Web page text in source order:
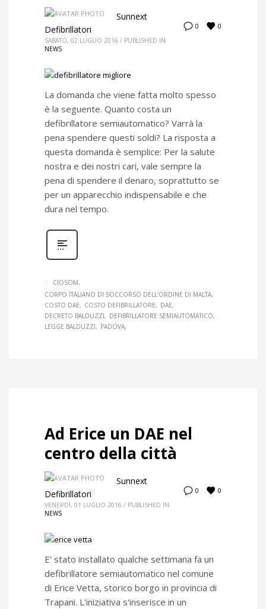
0 0
Sunnext
Defibrillatori
SABATO, 02 LUGLIO 2016 / PUBLISHED IN
NEWS
La domanda che viene fatta molto spesso
è la seguente. Quanto costa un
defibrillatore semiautomatico? Varrà la
pena spendere questi soldi? La risposta a
questa domanda è semplice: Per la salute
nostra e dei nostri cari, vale sempre la
pena di spendere il denaro, soprattutto se
per un apparecchio indispensabile e che
dura nel tempo.
CIOSOM
CORPO ITALIANO DI SOCCORSO DELL'ORDINE DI MALTA
COSTO DAE
COSTO DEFIBRILLATORE
DAE
DECRETO BALDUZZI
DEFIBRILLATORE SEMIAUTOMATICO
LEGGE BALDUZZI
PADOVA
Ad Erice un DAE nel
centro della città
0 0
Sunnext
Defibrillatori
VENERDÌ, 01 LUGLIO 2016 / PUBLISHED IN
NEWS
E' stato installato qualche settimana fa un
defibrillatore semiautomatico nel comune
di Erice Vetta, storico borgo in provincia di
Trapani. L'iniziativa s'inserisce in un